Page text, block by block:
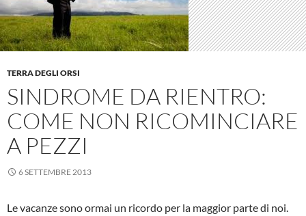
TERRA DEGLI ORSI
SINDROME DA RIENTRO:
COME NON RICOMINCIARE
A PEZZI
6 SETTEMBRE 2013
Le vacanze sono ormai un ricordo per la maggior parte di noi.